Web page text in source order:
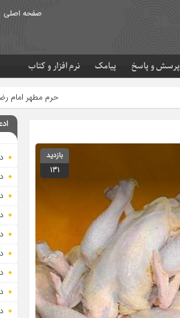
صفحه اصلی
پرسش و پاسخ پیامک نرم افزار و کتاب
حرم مطهر امام رضا (ع) در لحظه تحویل سال
بازدید
131